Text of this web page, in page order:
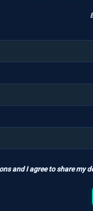
and I agree to share my